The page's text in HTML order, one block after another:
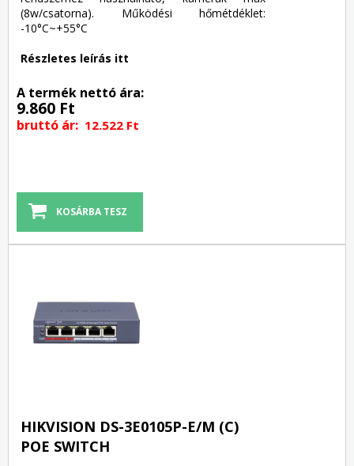
(8w/csatorna). Működési hőmétdéklet:
-10°C~+55°C
Részletes leírás itt
A termék nettó ára:
9.860 Ft
bruttó ár: 12.522 Ft
HIKVISION DS-3E0105P-E/M (C)
POE SWITCH